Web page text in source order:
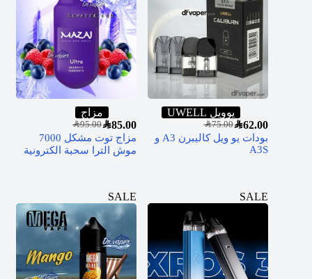
يوويل UWELL
SAR75.00SAR62.00
بودات يو ويل كاليبرن A3 و
A3S
مزاج
SAR95.00SAR85.00
مزاج توت مشكل 7000
موش الترا سحبة الكترونية
SALE
SALE